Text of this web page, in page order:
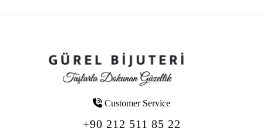
Customer Service
+90 212 511 85 22